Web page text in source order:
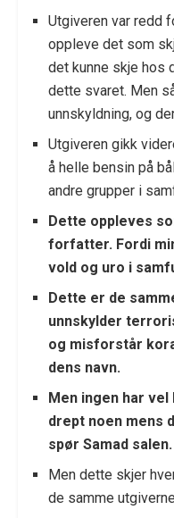
Utgiveren var redd
oppleve det som
det kunne skje hos
dette svaret. Men
unnskyldning, og
Utgiveren gikk
å helle bensin på
andre grupper i
Dette oppleves
forfatter. Fordi
vold og uro i
Dette er de
unnskylder
og misforstår
dens navn.
Men ingen har
drept noen mens
spør Samad salen.
Men dette skjer
de samme